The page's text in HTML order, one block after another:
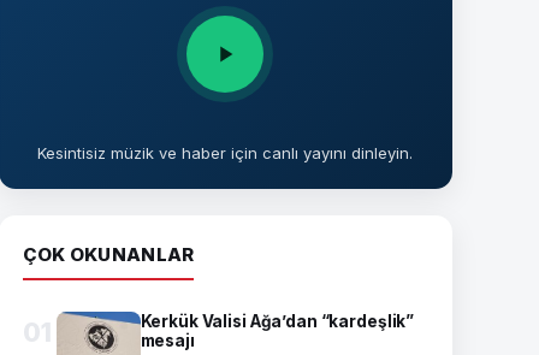
Kesintisiz müzik ve haber için canlı yayını dinleyin.
ÇOK OKUNANLAR
01
Kerkük Valisi Ağa’dan “kardeşlik”
mesajı